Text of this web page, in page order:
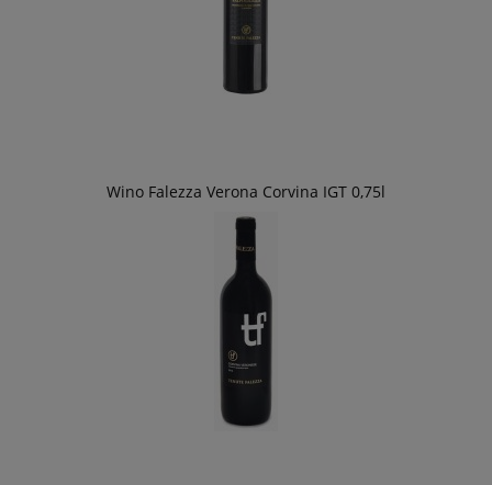
Wino Falezza Verona Corvina IGT 0,75l